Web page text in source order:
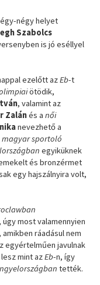
négy helyet
Szabolcs
is jó eséllyel
ezelőtt azEb-t
ötödik,
, valamint az
Zalánés anői
nevezhető a
magyar sportoló
egyiküknek
és bronzérmet
egy hajszálnyira volt,
most valamennyien
ráadásul nem
egyértelműen javulnak
lesz mint azEb-n, így
tették.